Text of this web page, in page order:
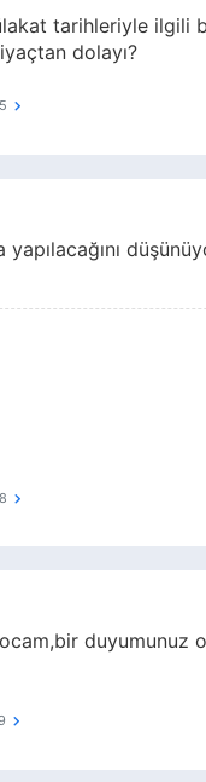
tarihleriyle ilgili
dolayı?
yapılacağını
duyumunuz